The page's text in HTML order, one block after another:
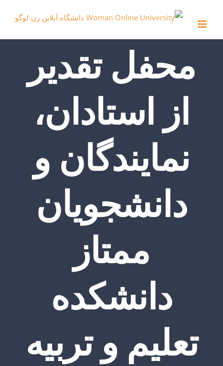
content
محفل تقدیر
از استادان،
نمایندگان و
دانشجویان
ممتاز
دانشکده
تعلیم و تربیه